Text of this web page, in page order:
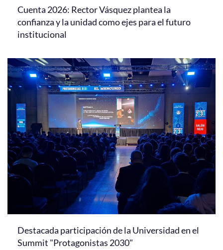
Cuenta 2026: Rector Vásquez plantea la
confianza y la unidad como ejes para el futuro
institucional
Destacada participación de la Universidad en el
Summit "Protagonistas 2030"